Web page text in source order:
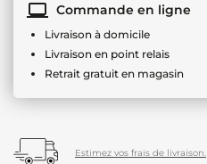
Commande en ligne
Livraison à domicile
Livraison en point relais
Retrait gratuit en magasin
Estimez vos frais de livraison.